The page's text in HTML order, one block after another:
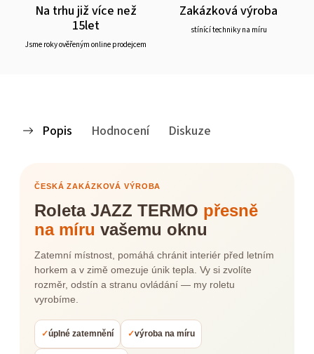
Na trhu již více než
15let
Jsme roky ověřeným online prodejcem
Zakázková výroba
stínící techniky na míru
Popis Hodnocení Diskuze
ČESKÁ ZAKÁZKOVÁ VÝROBA
Roleta JAZZ TERMO přesně
na míru vašemu oknu
Zatemní místnost, pomáhá chránit interiér před letním
horkem a v zimě omezuje únik tepla. Vy si zvolíte
rozměr, odstín a stranu ovládání — my roletu
vyrobíme.
✓úplné zatemnění ✓výroba na míru